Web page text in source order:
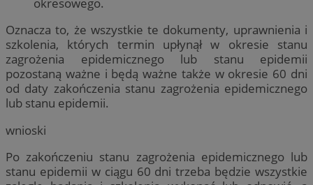
okresowego.
Oznacza to, że wszystkie te dokumenty, uprawnienia i
szkolenia, których termin upłynął w okresie stanu
zagrożenia epidemicznego lub stanu epidemii
pozostaną ważne i będą ważne także w okresie 60 dni
od daty zakończenia stanu zagrożenia epidemicznego
lub stanu epidemii.
wnioski
Po zakończeniu stanu zagrożenia epidemicznego lub
stanu epidemii w ciągu 60 dni trzeba będzie wszystkie